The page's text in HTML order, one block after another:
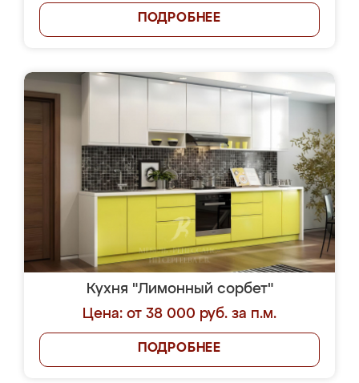
ПОДРОБНЕЕ
Кухня "Лимонный сорбет"
Цена: от 38 000 руб. за п.м.
ПОДРОБНЕЕ